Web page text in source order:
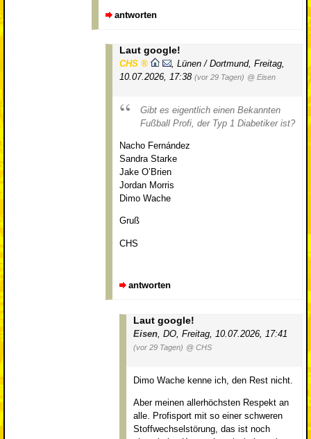
antworten
Laut google!
CHS , Lünen / Dortmund, Freitag,
10.07.2026, 17:38 (vor 29 Tagen) @ Eisen
Gibt es eigentlich einen Bekannten
Fußball Profi, der Typ 1 Diabetiker ist?
Nacho Fernández
Sandra Starke
Jake O’Brien
Jordan Morris
Dimo Wache
Gruß
CHS
antworten
Laut google!
Eisen DO Freitag, 10.07.2026, 17:41
(vor 29 Tagen) @ CHS
Dimo Wache kenne ich, den Rest nicht.
Aber meinen allerhöchsten Respekt an
alle. Profisport mit so einer schweren
Stoffwechselstörung, das ist noch